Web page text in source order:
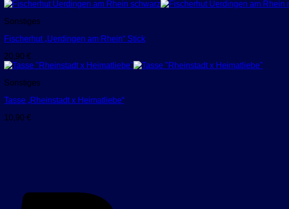
Sonstiges
Fischerhut „Uerdingen am Rhein“ Stick
20,90 €
Sonstiges
Tasse „Rheinstadt x Heimatliebe“
10,90 €